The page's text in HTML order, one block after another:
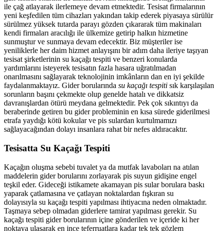
ile çağ atlayarak ilerlemeye devam etmektedir. Tesisat firmalarının
yeni keşfedilen tüm cihazları yakından takip ederek piyasaya sürülür
sürülmez yüksek tutarda parayı gözden çıkararak tüm makinaları
kendi firmaları aracılığı ile ülkemize getirip halkın hizmetine
sunmuştur ve sunmaya devam edecektir. Biz müşteriler ise
yeniliklerle her daim hizmet anlayışını bir adım daha ileriye taşıyan
tesisat şirketlerinin su kaçağı tespiti ve benzeri konularda
yardımlarını isteyerek tesisatın fazla hasara uğratılmadan
onarılmasını sağlayarak teknolojinin imkânların dan en iyi şekilde
faydalanmaktayız. Gider borularında su kaçağı tespiti sık karşılaşılan
sorunların başını çekmekte olup genelde hatalı ve dikkatsiz
davranışlardan ötürü meydana gelmektedir. Pek çok sıkıntıyı da
beraberinde getiren bu gider probleminin en kısa sürede giderilmesi
etrafa yaydığı kötü kokular ve pis sulardan kurtulmamızı
sağlayacağından dolayı insanlara rahat bir nefes aldıracaktır.
Tesisatta Su Kaçağı Tespiti
Kaçağın oluşma sebebi tuvalet ya da mutfak lavaboları na atılan
maddelerin gider borularını zorlayarak pis suyun gidişine engel
teşkil eder. Gideceği istikamete akamayan pis sular borulara baskı
yaparak çatlamasına ve çatlayan noktalardan fışkıran su
dolayısıyla su kaçağı tespiti yapılması ihtiyacına neden olmaktadır.
Taşmaya sebep olmadan giderlere tamirat yapılması gerekir. Su
kaçağı tespiti gider borularının içine gönderilen ve içeride ki her
noktaya ulaşarak en ince teferruatlara kadar tek tek gözlem